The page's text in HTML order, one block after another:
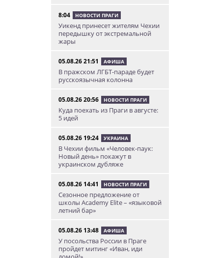
8:04 НОВОСТИ ПРАГИ
Уикенд принесет жителям Чехии
передышку от экстремальной
жары
05.08.26 21:51 АФИША
В пражском ЛГБТ-параде будет
русскоязычная колонна
05.08.26 20:56 НОВОСТИ ПРАГИ
Куда поехать из Праги в августе:
5 идей
05.08.26 19:24 УКРАИНА
В Чехии фильм «Человек-паук:
Новый день» покажут в
украинском дубляже
05.08.26 14:41 НОВОСТИ ПРАГИ
Сезонное предложение от
школы Academy Elite – «языковой
летний бар»
05.08.26 13:48 АФИША
У посольства России в Праге
пройдет митинг «Иван, иди